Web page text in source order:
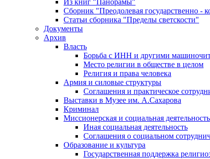
Из книг "Панорамы"
Сборник "Преодолевая государственно -
Статьи сборника "Пределы светскости"
Документы
Архив
Власть
Борьба с ИНН и другими
Место религии в обществе в целом
Религия и права человека
Армия и силовые структуры
Соглашения и практическое
Выставки в Музее им. А.Сахарова
Криминал
Миссионерская и социальная деятельность
Иная социальная деятельность
Соглашения о социальном
Образование и культура
Государственная поддержка